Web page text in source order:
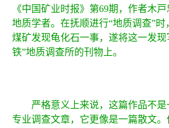
《中国矿业时报》第69期，作者木
地质学者。在抚顺进行“地质调查”
煤矿发现龟化石一事，遂将这一发
铁”地质调查所的刊物上。
严格意义上来说，这篇作品不是
专业调查文章，它更像是一篇散文